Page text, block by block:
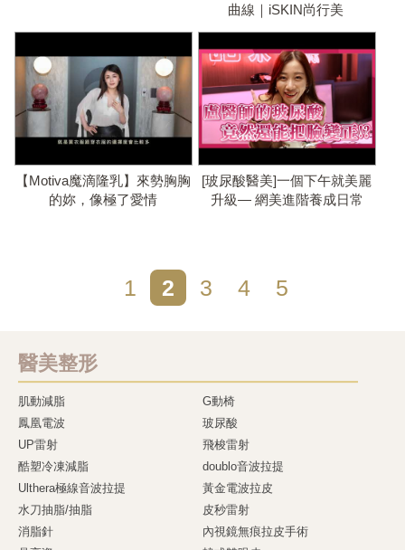
曲線｜iSKIN尚行美
【Motiva魔滴隆乳】來勢胸胸
的妳，像極了愛情
[玻尿酸醫美]一個下午就美麗
升級— 網美進階養成日常
1 2 3 4 5
醫美整形
肌動減脂
G動椅
鳳凰電波
玻尿酸
UP雷射
飛梭雷射
酷塑冷凍減脂
doublo音波拉提
Ulthera極線音波拉提
黃金電波拉皮
水刀抽脂/抽脂
皮秒雷射
消脂針
內視鏡無痕拉皮手術